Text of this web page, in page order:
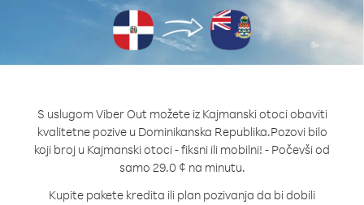
S uslugom Viber Out možete iz Kajmanski otoci obaviti
kvalitetne pozive u Dominikanska Republika.Pozovi bilo
koji broj u Kajmanski otoci - fiksni ili mobilni! - Počevši od
samo 29.0 ¢ na minutu.
Kupite pakete kredita ili plan pozivanja da bi dobili